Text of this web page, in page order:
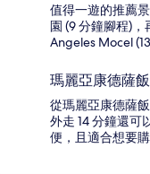
值得一遊的推薦
園 (9 分鐘腳程)
Angeles Mocel
瑪麗亞康德薩
從瑪麗亞康德薩
外走 14 分鐘還可
便，且適合想要購